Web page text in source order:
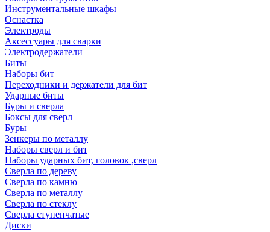
Инструментальные шкафы
Оснастка
Электроды
Аксессуары для сварки
Электродержатели
Биты
Наборы бит
Переходники и держатели для бит
Ударные биты
Буры и сверла
Боксы для сверл
Буры
Зенкеры по металлу
Наборы сверл и бит
Наборы ударных бит, головок ,сверл
Сверла по дереву
Сверла по камню
Сверла по металлу
Сверла по стеклу
Сверла ступенчатые
Диски